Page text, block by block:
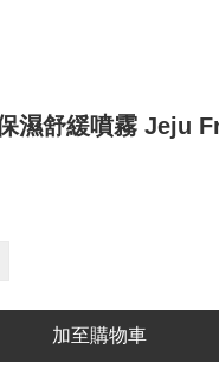
濕舒緩噴霧 Jeju
加至購物車